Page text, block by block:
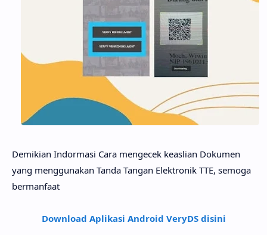
Demikian Indormasi Cara mengecek keaslian Dokumen
yang menggunakan Tanda Tangan Elektronik TTE, semoga
bermanfaat
Download Aplikasi Android VeryDS disini